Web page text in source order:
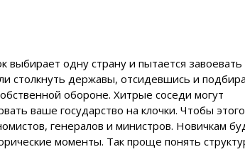
выбирает одну страну и пытается
столкнуть державы, отсидевшись и
обороне. Хитрые соседи могут
ваше государство на клочки. Чтобы
генералов и министров. Новичкам
моменты. Так проще понять